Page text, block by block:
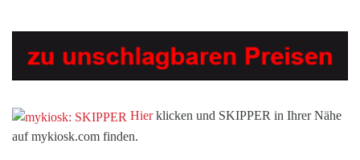
Hierklicken und SKIPPER in Ihrer Nähe
auf mykiosk.com finden.